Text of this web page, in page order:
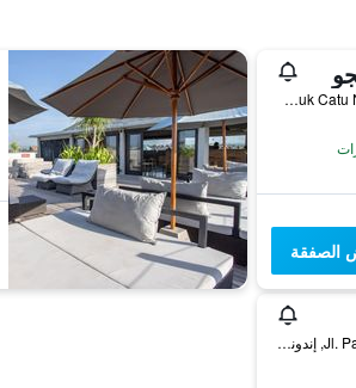
Jl. Munduk Catu No.8, Canggu, Kuta Utara, North Kuta, إندونيسيا
الصفقة
Jl. Pantai Batu Mejan - Echo B, North Kuta, إندونيسيا